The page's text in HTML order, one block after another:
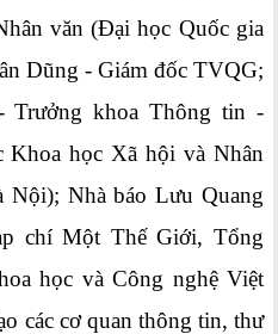
văn (Đại học Quốc gia
Dũng - Giám đốc TVQG;
Trưởng khoa Thông tin -
học Xã hội và Nhân
Nhà báo Lưu Quang
chí Một Thế Giới, Tổng
học và Công nghệ Việt
các cơ quan thông tin, thư